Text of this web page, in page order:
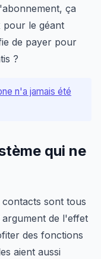
ça
pour le géant
de payer pour
?
n'a jamais été
qui ne
contacts sont tous
de l'effet
des fonctions
aient aussi